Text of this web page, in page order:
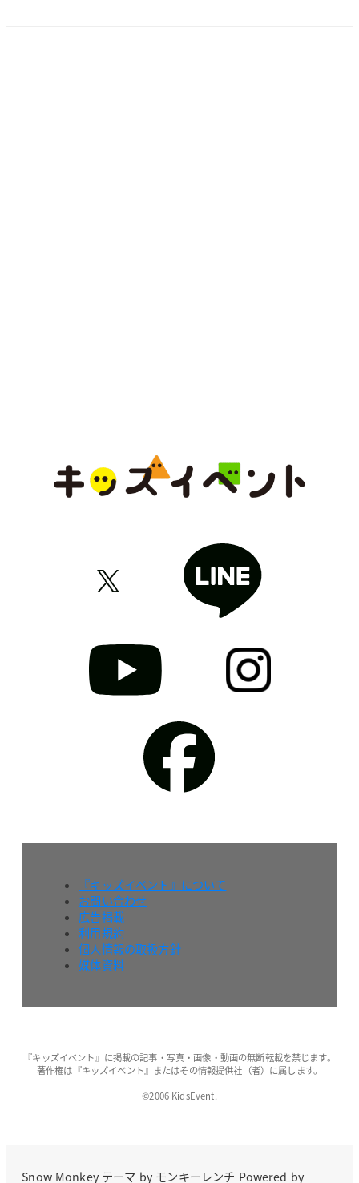
『キッズイベント』について
お問い合わせ
広告掲載
利用規約
個人情報の取扱方針
媒体資料
『キッズイベント』に掲載の記事・写真・画像・動画の無断転載を禁じます。
著作権は『キッズイベント』またはその情報提供社（者）に属します。
©2006 KidsEvent.
Snow Monkeyテーマ by モンキーレンチ Powered by